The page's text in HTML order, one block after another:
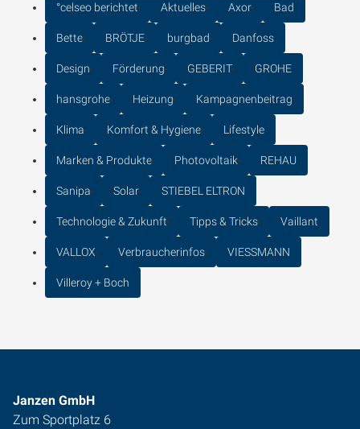
°celseo berichtet Aktuelles Axor Bad
Bette BRÖTJE burgbad Danfoss
Design Förderung GEBERIT GROHE
hansgrohe Heizung Kampagnenbeitrag
Klima Komfort & Hygiene Lifestyle
Marken & Produkte Photovoltaik REHAU
Sanipa Solar STIEBEL ELTRON
Technologie & Zukunft Tipps & Tricks Vaillant
VALLOX Verbraucherinfos VIESSMANN
Villeroy + Boch
Janzen GmbH
Zum Sportplatz 6